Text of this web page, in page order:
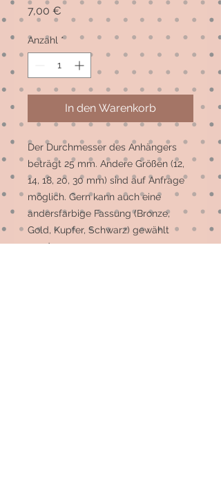
7,00 €
Anzahl *
In den Warenkorb
Der Durchmesser des Anhängers
beträgt 25 mm. Andere Größen (12,
14, 18, 20, 30 mm) sind auf Anfrage
möglich. Gern kann auch eine
andersfarbige Fassung (Bronze,
Gold, Kupfer, Schwarz) gewählt
werden.